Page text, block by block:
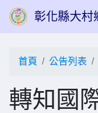
彰化縣大村
首頁 公告列表
轉知國